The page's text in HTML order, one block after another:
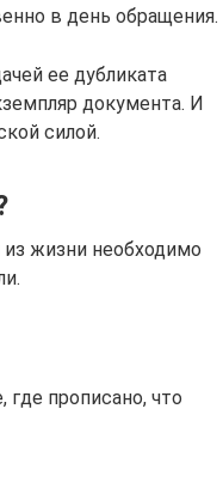
в день обращения.
ее дубликата
документа. И
силой.
жизни необходимо
прописано, что